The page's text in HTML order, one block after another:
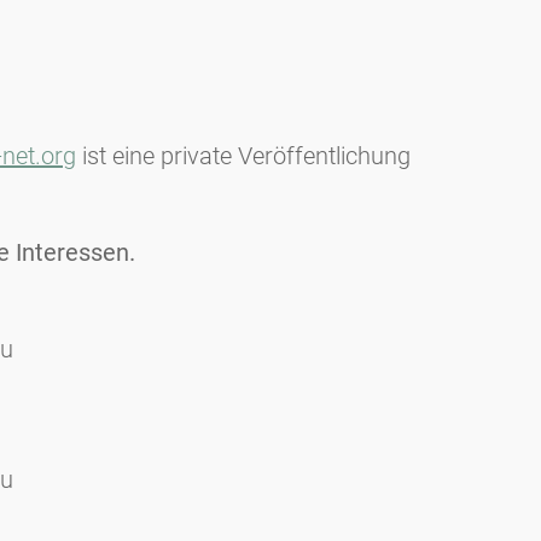
ist eine private Veröffentlichung
Interessen.